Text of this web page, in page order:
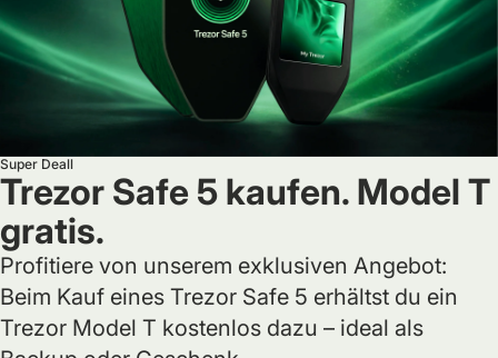
Super Deall
Trezor Safe 5 kaufen. Model T
gratis.
Profitiere von unserem exklusiven Angebot:
Beim Kauf eines Trezor Safe 5 erhältst du ein
Trezor Model T kostenlos dazu – ideal als